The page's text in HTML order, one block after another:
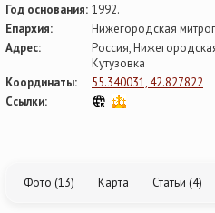
Год основания: 1992.
Епархия:
Нижегородская
Адрес:
Россия,
Кутузовка
Координаты:
55.340031, 42.827822
Ссылки:
Фото (13) Карта Статьи (4)